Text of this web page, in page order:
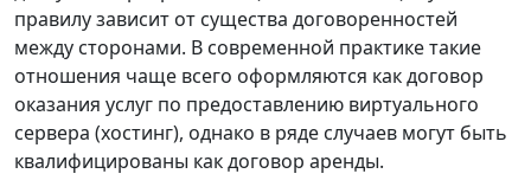
правилу зависит от существа договоренностей
между сторонами. В современной практике такие
отношения чаще всего оформляются как договор
оказания услуг по предоставлению виртуального
сервера (хостинг), однако в ряде случаев могут быть
квалифицированы как договор аренды.